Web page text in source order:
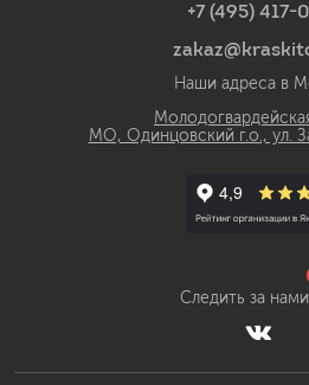
+7 (495) 417-
Наши адреса в
МО, Одинцовский г.о., ул.
Следить за нами